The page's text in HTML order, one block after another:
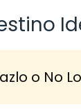
o No